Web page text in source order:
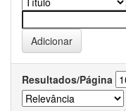
Resultados/Página